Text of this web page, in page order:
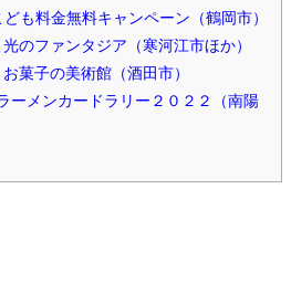
も料金無料キャンペーン（鶴岡市）
のファンタジア（寒河江市ほか）
菓子の美術館（酒田市）
ーメンカードラリー２０２２（南陽